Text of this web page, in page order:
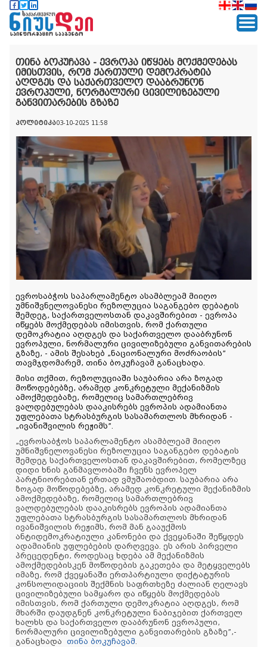
თინა ბოკუჩავა - ევროპა იწყებს მოქმედებას
იმისთვის, რომ ქართული დემოკრატია
აღდგეს და საქართველო დააბრუნონ
ევროპული, ნორმალური ცივილიზებული
განვითარების გზაზე
პოლიტიკა03-10-2025 11:58
ევროსაბჭოს საპარლამენტო ასამბლეამ მიიღო
უმნიშვნელოვანესი რეზოლუცია საგანგებო დებატის
შემდეგ, საქართველოსთან დაკავშირებით - ევროპა
იწყებს მოქმედებას იმისთვის, რომ ქართული
დემოკრატია აღდგეს და საქართველო დააბრუნონ
ევროპული, ნორმალური ცივილიზებული განვითარების
გზაზე, - ამის შესახებ „ნაციონალური მოძრაობის”
თავმჯდომარემ, თინა ბოკუჩავამ განაცხადა.
მისი თქმით, რეზოლუციაში საუბარია არა ზოგად
მოწოდებებზე, არამედ კონკრეტული მექანიზმის
ამოქმედებაზე, რომელიც სამართლებრივ
ვალდებულებას დააკისრებს ევროპის ადამიანთა
უფლებათა სტრასბურგის სასამართლოს მხრიდან -
„ივანიშვილის რეჟიმს”.
„ევროსაბჭოს საპარლამენტო ასამბლეამ მიიღო
უმნიშვნელოვანესი რეზოლუცია საგანგებო დებატის
შემდეგ საქართველოსთან დაკავშირებით, რომელზეც
დიდი ხნის განმავლობაში ჩვენს ევროპელ
პარტნიორებთან ერთად ვმუშაობდით. საუბარია არა
ზოგად მოწოდებებზე, არამედ კონკრეტული მექანიზმის
ამოქმედებაზე, რომელიც სამართლებრივ
ვალდებულებას დააკისრებს ევროპის ადამიანთა
უფლებათა სტრასბურგის სასამართლოს მხრიდან
ივანიშვილის რეჟიმს, რომ მან გააუქმოს
ანტიდემოკრატიული კანონები და ქვეყანაში შეწყდეს
ადამიანის უფლებების დარღვევა. ეს არის პირველი
პრეცედენტი, როდესაც ხდება ამ მექანიზმის
ამოქმედებისკენ მოწოდების გაკეთება და მეტყველებს
იმაზე, რომ ქვეყანაში ერთპარტიული დიქტატურის
კონსოლიდაციის შექმნის საფრთხეზე ძალიან ღელავს
ცივილიზებული სამყარო და იწყებს მოქმედებას
იმისთვის, რომ ქართული დემოკრატია აღდგეს, რომ
მხარში დაუდგნენ კონკრეტული ნაბიჯებით ქართველ
ხალხს და საქართველო დააბრუნონ ევროპული,
ნორმალური ცივილიზებული განვითარების გზაზე”,-
განაცხადა თინა ბოკუჩავამ.